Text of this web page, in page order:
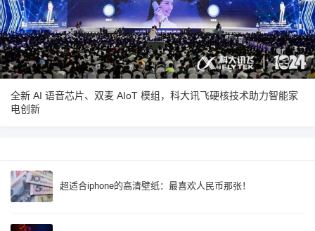
全新 AI 语音芯片、双麦 AIoT 模组，科大讯飞硬核技术助力智能家
电创新
超适合iphone的高清壁纸：最喜欢人民币那张！